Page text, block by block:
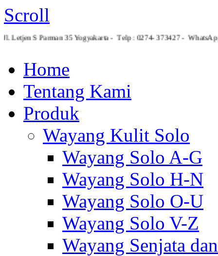
Scroll
Jl. Letjen S Parman 35 Yogyakarta - Telp : 0274- 373427 -
Home
Tentang Kami
Produk
Wayang Kulit Solo
Wayang Solo A-G
Wayang Solo H-N
Wayang Solo O-U
Wayang Solo V-Z
Wayang Senjata